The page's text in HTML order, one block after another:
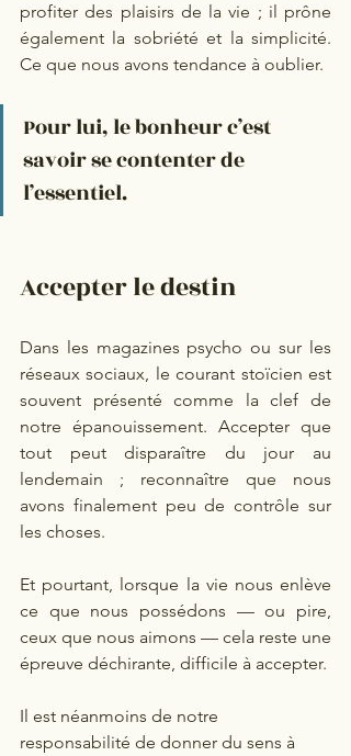
profiter des plaisirs de la vie ; il prône
également la sobriété et la simplicité.
Ce que nous avons tendance à oublier.
Pour lui, le bonheur c’est
savoir se contenter de
l’essentiel.
Accepter le destin
Dans les magazines psycho ou sur les
réseaux sociaux, le courant stoïcien est
souvent présenté comme la clef de
notre épanouissement. Accepter que
tout peut disparaître du jour au
lendemain ; reconnaître que nous
avons finalement peu de contrôle sur
les choses.
Et pourtant, lorsque la vie nous enlève
ce que nous possédons — ou pire,
ceux que nous aimons — cela reste une
épreuve déchirante, difficile à accepter.
Il est néanmoins de notre
responsabilité de donner du sens à